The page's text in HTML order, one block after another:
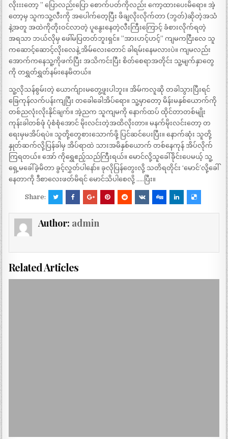
လိုးးးတော့ ” ပြောလည်းပြော စောက်ပတ်ကိုလည်း ကော့ထားပေးမိရော။ အဲ့
တော့မှ သူကသူ့လီးကို အပေါက်တေ့ပြီး ဖိချလိုးလိုက်တာ (ဘွတ်)ဆိုတဲ့အသံ
နဲ့အတူ အထဲကိုတိုးဝင်လာတဲ့ ပူနွေးနေတဲ့လီးကြီးကြောင့် ခံစားလိုက်ရတဲ့
အရသာ ဘယ်လိုမှ ဖေါ်မပြတတ်ဘူးရှင်။ ”အားဟင့်ဟင့်” ကျမကငြီးလေ သူ
ကဆောင့်ဆောင့်လိုးလေနဲ့ အိမ်လေးတောင် ခါရမ်းနေမလားပဲ။ ကျမလည်း
အောက်ကနေသူ့ကိုဖက်ပြီး အသိကင်းပြီး စိတ်စေရာအတိုင်း သူ့မျက်နှာတွေ
ကို တရွှတ်ရွှတ်နမ်းနေမိတယ်။
သူ့လိုသန်စွမ်းတဲ့ ယောက်ျားမတွေ့ဖူးပါဘူး။ အိမ်ကလူဆို တခါသွားပြီးရင်
ခြေကုန်လက်ပန်းကျပြီး တခေါခေါအိပ်ရော။ သူ့မှာတော့ မိန်းမနှစ်ယောက်ကို
တစ်ညလုံးလိုးနိုင်ချက်။ အဲ့ညက သူကျမကို နောက်ထပ် ထိုင်တာတစ်မျိုး
ကုန်းခါတစ်ဖုံ ပုံစံစုံအောင် မိုးလင်းတဲ့အထိလိုးတာ။ မနက်မိုးလင်းတော့ တ
ရေးမှမအိပ်ရပဲ။ သူတို့တွေစားသောက်ဖို့ ပြင်ဆင်ပေးပြီး။ နောက်ဆုံး သူတို့
နှုတ်ဆက်လို့ပြန်ခါမှ အိပ်ရာထဲ သားအမိနှစ်ယောက် တစ်နေကုန် အိပ်လိုက်
ကြရတယ်။ အော် ကိုရွှေဧည့်သည်ကြီးရယ်။ မောင်လို့သူခေါ်ခိုင်းပေမယ့် သူ့
ရှေ့မခေါ်ခဲ့မိတာ ခွင့်လွှတ်ပါနော်။ ခုလိုပြန်တွေးလို့ သတိရတိုင်း ‘မောင်’လို့ခေါ်
နေတာကို ဒီစာလေးဖတ်မိရင် မောင်သိပါစေလို့ …..ပြီး။
Share:
Author: admin
Related Articles